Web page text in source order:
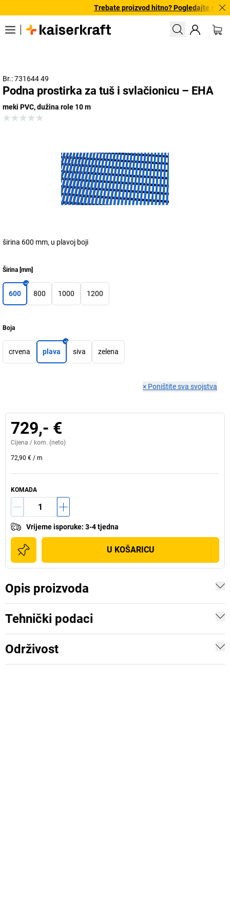
Trebate proizvod hitno? Pogledajte našu
Br.: 731644 49
Podna prostirka za tuš i svlačionicu – EHA
meki PVC, dužina role 10 m
širina 600 mm, u plavoj boji
Širina [mm]
600 800 1000 1200
Boja
crvena plava siva zelena
× Poništite sva svojstva
729,- €
Cijena / kom. (neto)
72,90 € / m
KOMADA
Vrijeme isporuke: 3-4 tjedna
U KOŠARICU
Opis proizvoda
Tehnički podaci
Održivost